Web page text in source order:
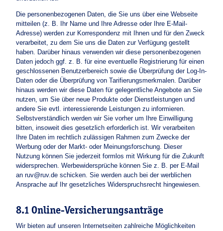
Die personenbezogenen Daten, die Sie uns über eine Webseite
mitteilen (z. B. Ihr Name und Ihre Adresse oder Ihre E-Mail-
Adresse) werden zur Korrespondenz mit Ihnen und für den Zweck
verarbeitet, zu dem Sie uns die Daten zur Verfügung gestellt
haben. Darüber hinaus verwenden wir diese personenbezogenen
Daten jedoch ggf. z. B. für eine eventuelle Registrierung für einen
geschlossenen Benutzerbereich sowie die Überprüfung der Log-In-
Daten oder die Überprüfung von Tarifierungsmerkmalen. Darüber
hinaus werden wir diese Daten für gelegentliche Angebote an Sie
nutzen, um Sie über neue Produkte oder Dienstleistungen und
andere Sie evtl. interessierende Leistungen zu informieren.
Selbstverständlich werden wir Sie vorher um Ihre Einwilligung
bitten, insoweit dies gesetzlich erforderlich ist. Wir verarbeiten
Ihre Daten im rechtlich zulässigen Rahmen zum Zwecke der
Werbung oder der Markt- oder Meinungsforschung. Dieser
Nutzung können Sie jederzeit formlos mit Wirkung für die Zukunft
widersprechen. Werbewidersprüche können Sie z. B. per E-Mail
an ruv@ruv.de schicken. Sie werden auch bei der werblichen
Ansprache auf Ihr gesetzliches Widerspruchsrecht hingewiesen.
8.1 Online-Versicherungsanträge
Wir bieten auf unseren Internetseiten zahlreiche Möglichkeiten